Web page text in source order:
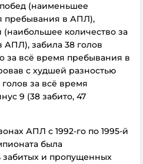
(наименьшее
пребывания в АПЛ),
количество за
забила 38 голов
за всё время пребывания в
с худшей разностью
за всё время
9 (38 забито, 47
АПЛ с 1992-го по 1995-й
была
забитых и пропущенных